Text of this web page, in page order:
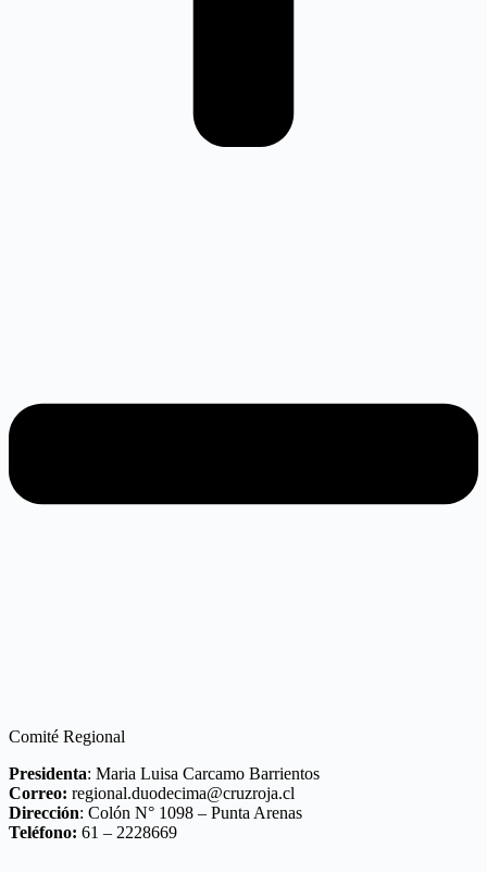
Comité Regional
Presidenta: Maria Luisa Carcamo Barrientos
Correo: regional.duodecima@cruzroja.cl
Dirección: Colón N° 1098 – Punta Arenas
Teléfono: 61 – 2228669